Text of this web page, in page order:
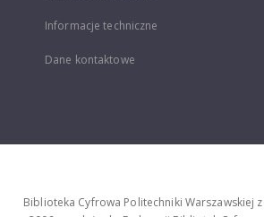
Informacje techniczne
Dane kontaktowe
Biblioteka Cyfrowa Politechniki Warszawskiej